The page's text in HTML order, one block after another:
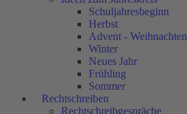
Schuljahresbeginn
Herbst
Advent - Weihnachten
Winter
Neues Jahr
Frühling
Sommer
Rechtschreiben
Rechtschreibgespräche